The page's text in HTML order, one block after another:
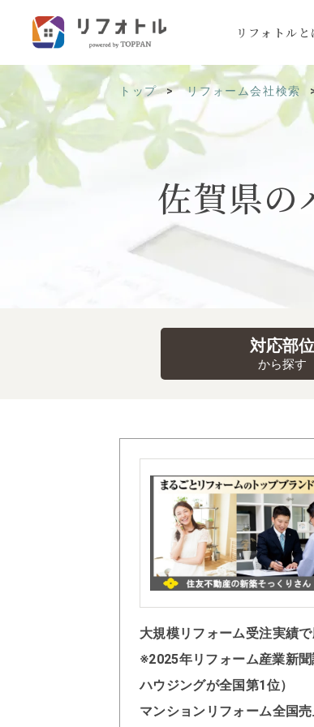
リフォトルと
トップ リフォーム会社検索
佐賀県の
対応部位
から探す
大規模リフォーム受注実績
※2025年リフォーム産業新
ハウジングが全国第1位）
マンションリフォーム全国